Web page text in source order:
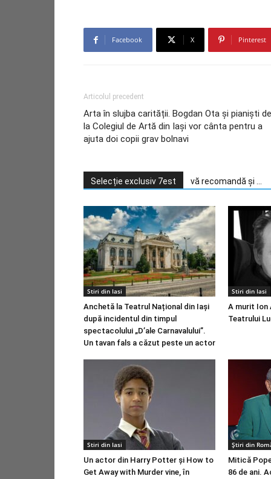
Facebook X Pinterest
Articolul precedent
Arta în slujba carității. Bogdan Ota şi pianişti de
la Colegiul de Artă din Iaşi vor cânta pentru a
ajuta doi copii grav bolnavi
Selecție exclusiv 7est vă recomandă și ...
Stiri din Iasi
Anchetă la Teatrul Național din Iași
după incidentul din timpul
spectacolului „D’ale Carnavalului”.
Un tavan fals a căzut peste un actor
Stiri din Iasi
A murit Ion
Teatrului
Stiri din Iasi
Un actor din Harry Potter și How to
Get Away with Murder vine, în
Știri din
Mitică
86 de ani.